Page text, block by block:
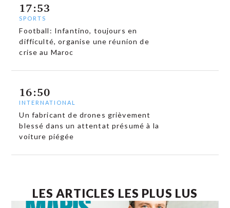
17:53
SPORTS
Football: Infantino, toujours en
difficulté, organise une réunion de
crise au Maroc
16:50
INTERNATIONAL
Un fabricant de drones grièvement
blessé dans un attentat présumé à la
voiture piégée
LES ARTICLES LES PLUS LUS